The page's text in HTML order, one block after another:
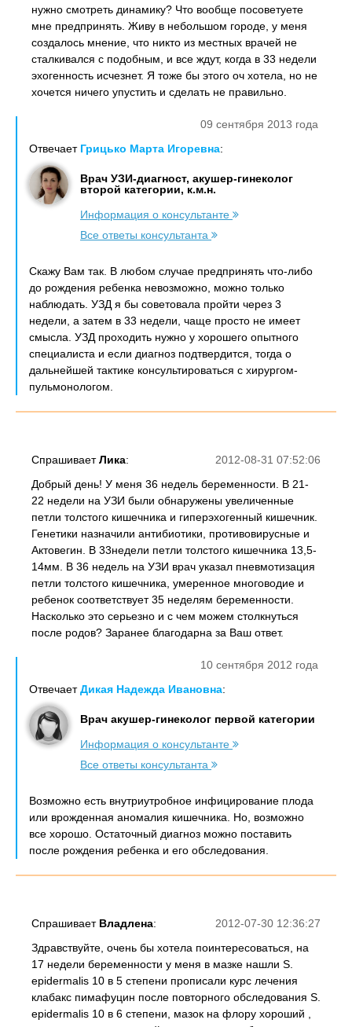
нужно смотреть динамику? Что вообще посоветуете
мне предпринять. Живу в небольшом городе, у меня
создалось мнение, что никто из местных врачей не
сталкивался с подобным, и все ждут, когда в 33 недели
эхогенность исчезнет. Я тоже бы этого оч хотела, но не
хочется ничего упустить и сделать не правильно.
09 сентября 2013 года
Отвечает Грицько Марта Игоревна:
Врач УЗИ-диагност, акушер-гинеколог
второй категории, к.м.н.
Информация о консультанте
Все ответы консультанта
Скажу Вам так. В любом случае предпринять что-либо
до рождения ребенка невозможно, можно только
наблюдать. УЗД я бы советовала пройти через 3
недели, а затем в 33 недели, чаще просто не имеет
смысла. УЗД проходить нужно у хорошего опытного
специалиста и если диагноз подтвердится, тогда о
дальнейшей тактике консультироваться с хирургом-
пульмонологом.
2012-08-31 07:52:06
СпрашиваетЛика:
Добрый день! У меня 36 недель беременности. В 21-
22 недели на УЗИ были обнаружены увеличенные
петли толстого кишечника и гиперэхогенный кишечник.
Генетики назначили антибиотики, противовирусные и
Актовегин. В 33недели петли толстого кишечника 13,5-
14мм. В 36 недель на УЗИ врач указал пневмотизация
петли толстого кишечника, умеренное многоводие и
ребенок соответствует 35 неделям беременности.
Насколько это серьезно и с чем можем столкнуться
после родов? Заранее благодарна за Ваш ответ.
10 сентября 2012 года
ОтвечаетДикая Надежда Ивановна:
Врач акушер-гинеколог первой категории
Информация о консультанте
Все ответы консультанта
Возможно есть внутриутробное инфицирование плода
или врожденная аномалия кишечника. Но, возможно
все хорошо. Остаточный диагноз можно поставить
после рождения ребенка и его обследования.
2012-07-30 12:36:27
Спрашивает Владлена:
Здравствуйте, очень бы хотела поинтересоваться, на
17 недели беременности у меня в мазке нашли S.
epidermalis 10 в 5 степени прописали курс лечения
клабакс пимафуцин после повторного обследования S.
epidermalis 10 в 6 степени, мазок на флору хороший ,